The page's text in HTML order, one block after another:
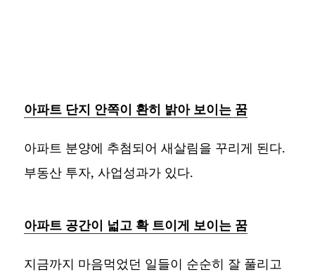
아파트 단지 안쪽이 환히 밝아 보이는 꿈
아파트 분양에 추첨되어 새살림을 꾸리게 된다.
부동산 투자, 사업성과가 있다.
아파트 공간이 넓고 확 트이게 보이는 꿈
지금까지 마음먹었던 일들이 순순히 잘 풀리고